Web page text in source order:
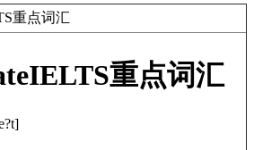
重点词汇
IELTS重点词汇